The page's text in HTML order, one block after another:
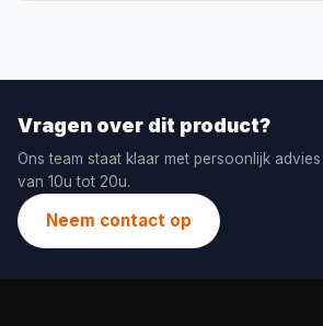
Vragen over dit product?
Ons team staat klaar met persoonlijk
van 10u tot 20u.
Neem contact op